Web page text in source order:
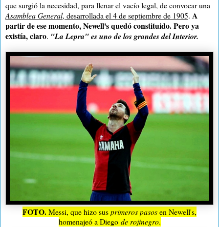
que surgió la necesidad, para llenar el vacío legal, de convocar una
Asamblea General, desarrollada el 4 de septiembre de 1905. A
partir de ese momento, Newell's quedó constituido. Pero ya
existía, claro. "La Lepra" es uno de los grandes del Interior.
FOTO.Messi, que hizo susprimeros pasosen Newell's,
homenajeó a Diego de rojinegro.